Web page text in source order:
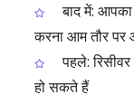
बाद में:
करना आम तौर पर
पहले:
हो सकते हैं